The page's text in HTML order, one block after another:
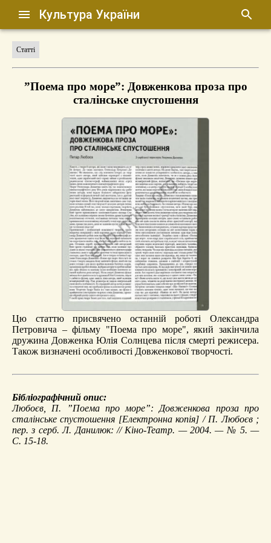
Культура України
Статті
”Поема про море”: Довженкова проза про
сталінське спустошення
Цю статтю присвячено останній роботі Олександра
Петровича – фільму "Поема про море", який закінчила
дружина Довженка Юлія Солнцева після смерті режисера.
Також визначені особливості Довженкової творчості.
Бібліографічний опис:
Любоєв, П.
”Поема про море”: Довженкова проза про
сталінське спустошення [Електронна копія] / П. Любоєв ;
пер. з серб. Л. Данилюк: // Кіно-Театр. — 2004. — № 5. —
С. 15-18.